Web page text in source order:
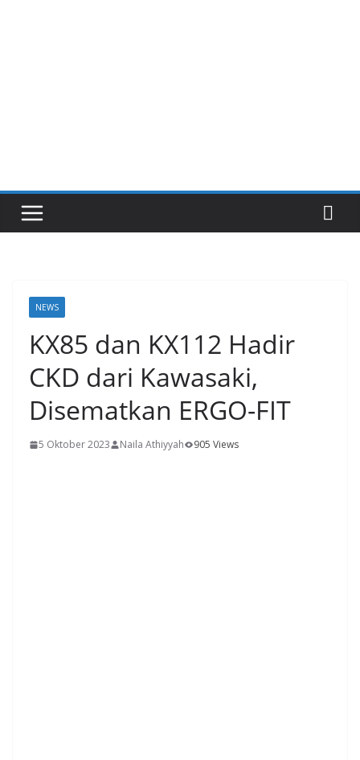
NEWS
KX85 dan KX112 Hadir
CKD dari Kawasaki,
Disematkan ERGO-FIT
5 Oktober 2023 Naila Athiyyah 905 Views